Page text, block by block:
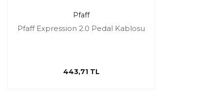
Pfaff
Pfaff Expression 2.0 Pedal Kablosu
443,71 TL